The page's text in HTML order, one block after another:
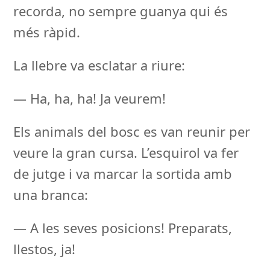
recorda, no sempre guanya qui és
més ràpid.
La llebre va esclatar a riure:
— Ha, ha, ha! Ja veurem!
Els animals del bosc es van reunir per
veure la gran cursa. L’esquirol va fer
de jutge i va marcar la sortida amb
una branca:
— A les seves posicions! Preparats,
llestos, ja!